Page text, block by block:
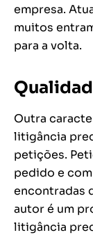
empresa.
muitos
para a volta.
Outra
litigância
petições.
pedido e
encontradas
autor é um
litigância